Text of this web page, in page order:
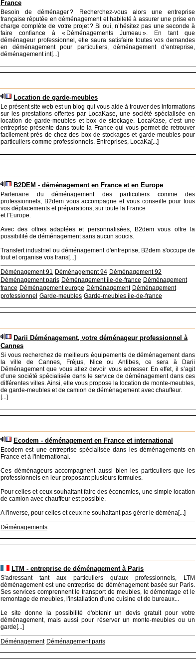
France
Besoin de déménager ? Recherchez-vous alors une entreprise
française réputée en déménagement et habileté à assurer une prise en
charge complète de votre projet ? Si oui, n’hésitez pas une seconde à
faire confiance à « Déménagements Jumeau ». En tant que
déménageur professionnel, elle saura satisfaire toutes vos demandes
en déménagement pour particuliers, déménagement d’entreprise,
déménagement int[...]
Location de garde-meubles
Le présent site web est un blog qui vous aide à trouver des informations
sur les prestations offertes par LocaKase, une société spécialisée en
location de garde-meubles et box de stockage. LocaKase, c’est une
entreprise présente dans toute la France qui vous permet de retrouver
facilement près de chez des box de stockages et garde-meubles pour
particuliers comme professionnels. Entreprises, LocaKa[...]
B2DEM - déménagement en France et en Europe
Partenaire du déménagement des particuliers comme des
professionnels, B2dem vous accompagne et vous conseille pour tous
vos déplacements et préparations, sur toute la France
et l'Europe.
Avec des offres adaptées et personnalisées, B2dem vous offre la
possibilité de déménagement sans aucun soucis.
Transfert industriel ou déménagement d'entreprise, B2dem s'occupe de
tout et organise vos trans[...]
Déménagement 91 Déménagement 94 Déménagement 92
Déménagement paris Déménagement ile-de-france Déménagement
france Déménagement europe Déménagement Déménagement
professionnel Garde-meubles Garde-meubles ile-de-france
Darii Déménagement, votre déménageur professionnel à
Cannes
Si vous recherchez de meilleurs équipements de déménagement dans
la ville de Cannes, Fréjus, Nice ou Antibes, ce sera à Darii
Déménagement que vous allez devoir vous adresser. En effet, il s’agit
d’une société spécialisée dans le service de déménagement dans ces
différentes villes. Ainsi, elle vous propose la location de monte-meubles,
de garde-meubles et de camion de déménagement avec chauffeur.
[...]
Ecodem - déménagement en France et international
Ecodem est une entreprise spécialisée dans les déménagements en
France et à l'international.
Ces déménageurs accompagnent aussi bien les particuliers que les
professionnels en leur proposant plusieurs formules.
Pour celles et ceux souhaitant faire des économies, une simple location
de camion avec chauffeur est possible.
A l'inverse, pour celles et ceux ne souhaitant pas gérer le déména[...]
Déménagements
LTM - entreprise de déménagement à Paris
S'adressant tant aux particuliers qu'aux professionnels, LTM
déménagement est une entreprise de déménagement basée sur Paris.
Ses services comprennent le transport de meubles, le démontage et le
remontage de meubles, l'installation d'une cuisine et de bureaux...
Le site donne la possibilité d'obtenir un devis gratuit pour votre
déménagement, mais aussi pour réserver un monte-meubles ou un
garde[...]
Déménagement Déménagement paris